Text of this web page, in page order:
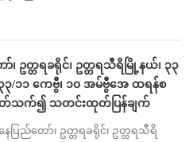
၊ ဥတ္တရခရိုင်၊ ဥတ္တရသီရိမြို့နယ်၊ ၃၃
/၁၁ ကေဗွီ၊ ၁၀ အမ်ဗွီအေ ထရန်စ
င့်ပတ်သက်၍ သတင်းထုတ်ပြန်ချက်
ေပြည်တော်၊ ဥတ္တရခရိုင်၊ ဥတ္တရသီရိ